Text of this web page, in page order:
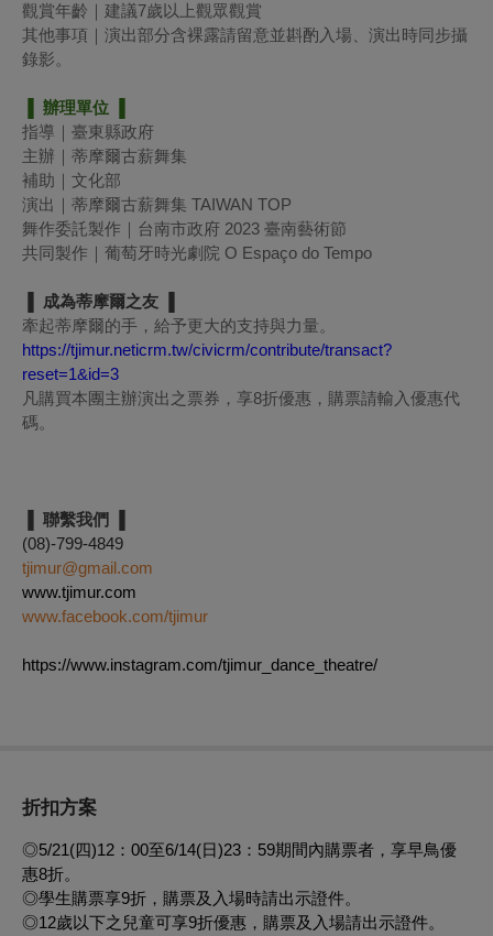
觀賞年齡｜建議7歲以上觀眾觀賞
其他事項｜演出部分含裸露請留意並斟酌入場、演出時同步攝
錄影。
▐ 辦理單位 ▐
指導｜臺東縣政府
主辦｜蒂摩爾古薪舞集
補助｜文化部
演出｜蒂摩爾古薪舞集 TAIWAN TOP
舞作委託製作｜台南市政府 2023 臺南藝術節
共同製作｜葡萄牙時光劇院 O Espaço do Tempo
▐ 成為蒂摩爾之友 ▐
牽起蒂摩爾的手，給予更大的支持與力量。
https://tjimur.neticrm.tw/civicrm/contribute/transact?
reset=1&id=3
凡購買本團主辦演出之票券，享8折優惠，購票請輸入優惠代
碼。
▐ 聯繫我們 ▐
(08)-799-4849
tjimur@gmail.com
www.tjimur.com
www.facebook.com/tjimur
https://www.instagram.com/tjimur_dance_theatre/
折扣方案
◎5/21(四)12：00至6/14(日)23：59期間內購票者，享早鳥優
惠8折。
◎學生購票享9折，購票及入場時請出示證件。
◎12歲以下之兒童可享9折優惠，購票及入場請出示證件。